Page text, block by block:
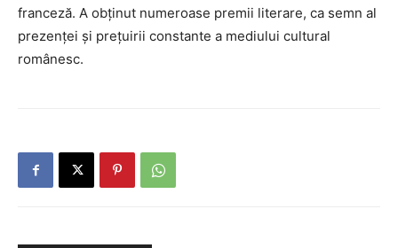
franceză. A obținut numeroase premii literare, ca semn al
prezenței și prețuirii constante a mediului cultural
românesc.